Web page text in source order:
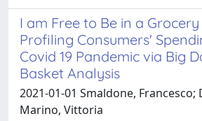
I am Free to Be in a Grocery
Profiling Consumers'
Covid 19 Pandemic via Big
Basket Analysis
2021-01-01 Smaldone, Francesco;
Marino, Vittoria